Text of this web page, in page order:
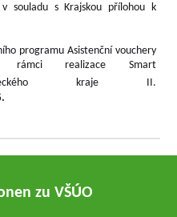
souladu s Krajskou přílohou k
programu Asistenční vouchery
rámci realizace Smart
kraje II.
.
zu VŠÚO